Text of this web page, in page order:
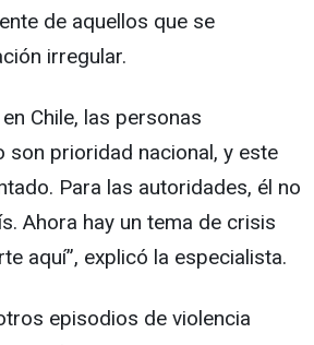
de aquellos que se
irregular.
Chile, las personas
son prioridad nacional, y este
Para las autoridades, él no
Ahora hay un tema de crisis
aquí”, explicó la especialista.
episodios de violencia